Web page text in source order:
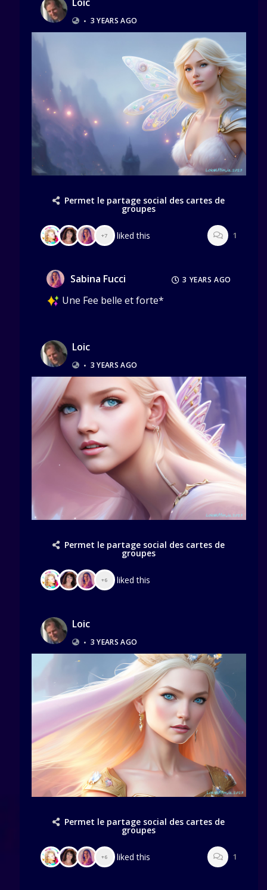
• 3 YEARS AGO
Permet le partage social des cartes de
groupes
+7 liked this 1
Sabina Fucci 3 YEARS AGO
Une Fee belle et forte*
Loic
• 3 YEARS AGO
Permet le partage social des cartes de
groupes
+6 liked this
Loic
• 3 YEARS AGO
Permet le partage social des cartes de
groupes
+6 liked this 1